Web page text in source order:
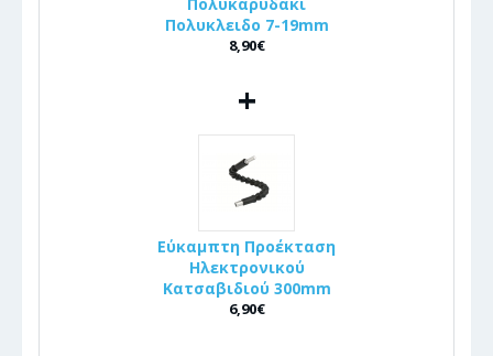
Πολυκλειδο 7-19mm
8,90€
+
Εύκαμπτη Προέκταση
Ηλεκτρονικού
Κατσαβιδιού 300mm
6,90€